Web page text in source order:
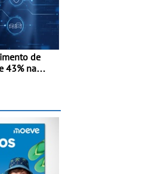
de
43% na